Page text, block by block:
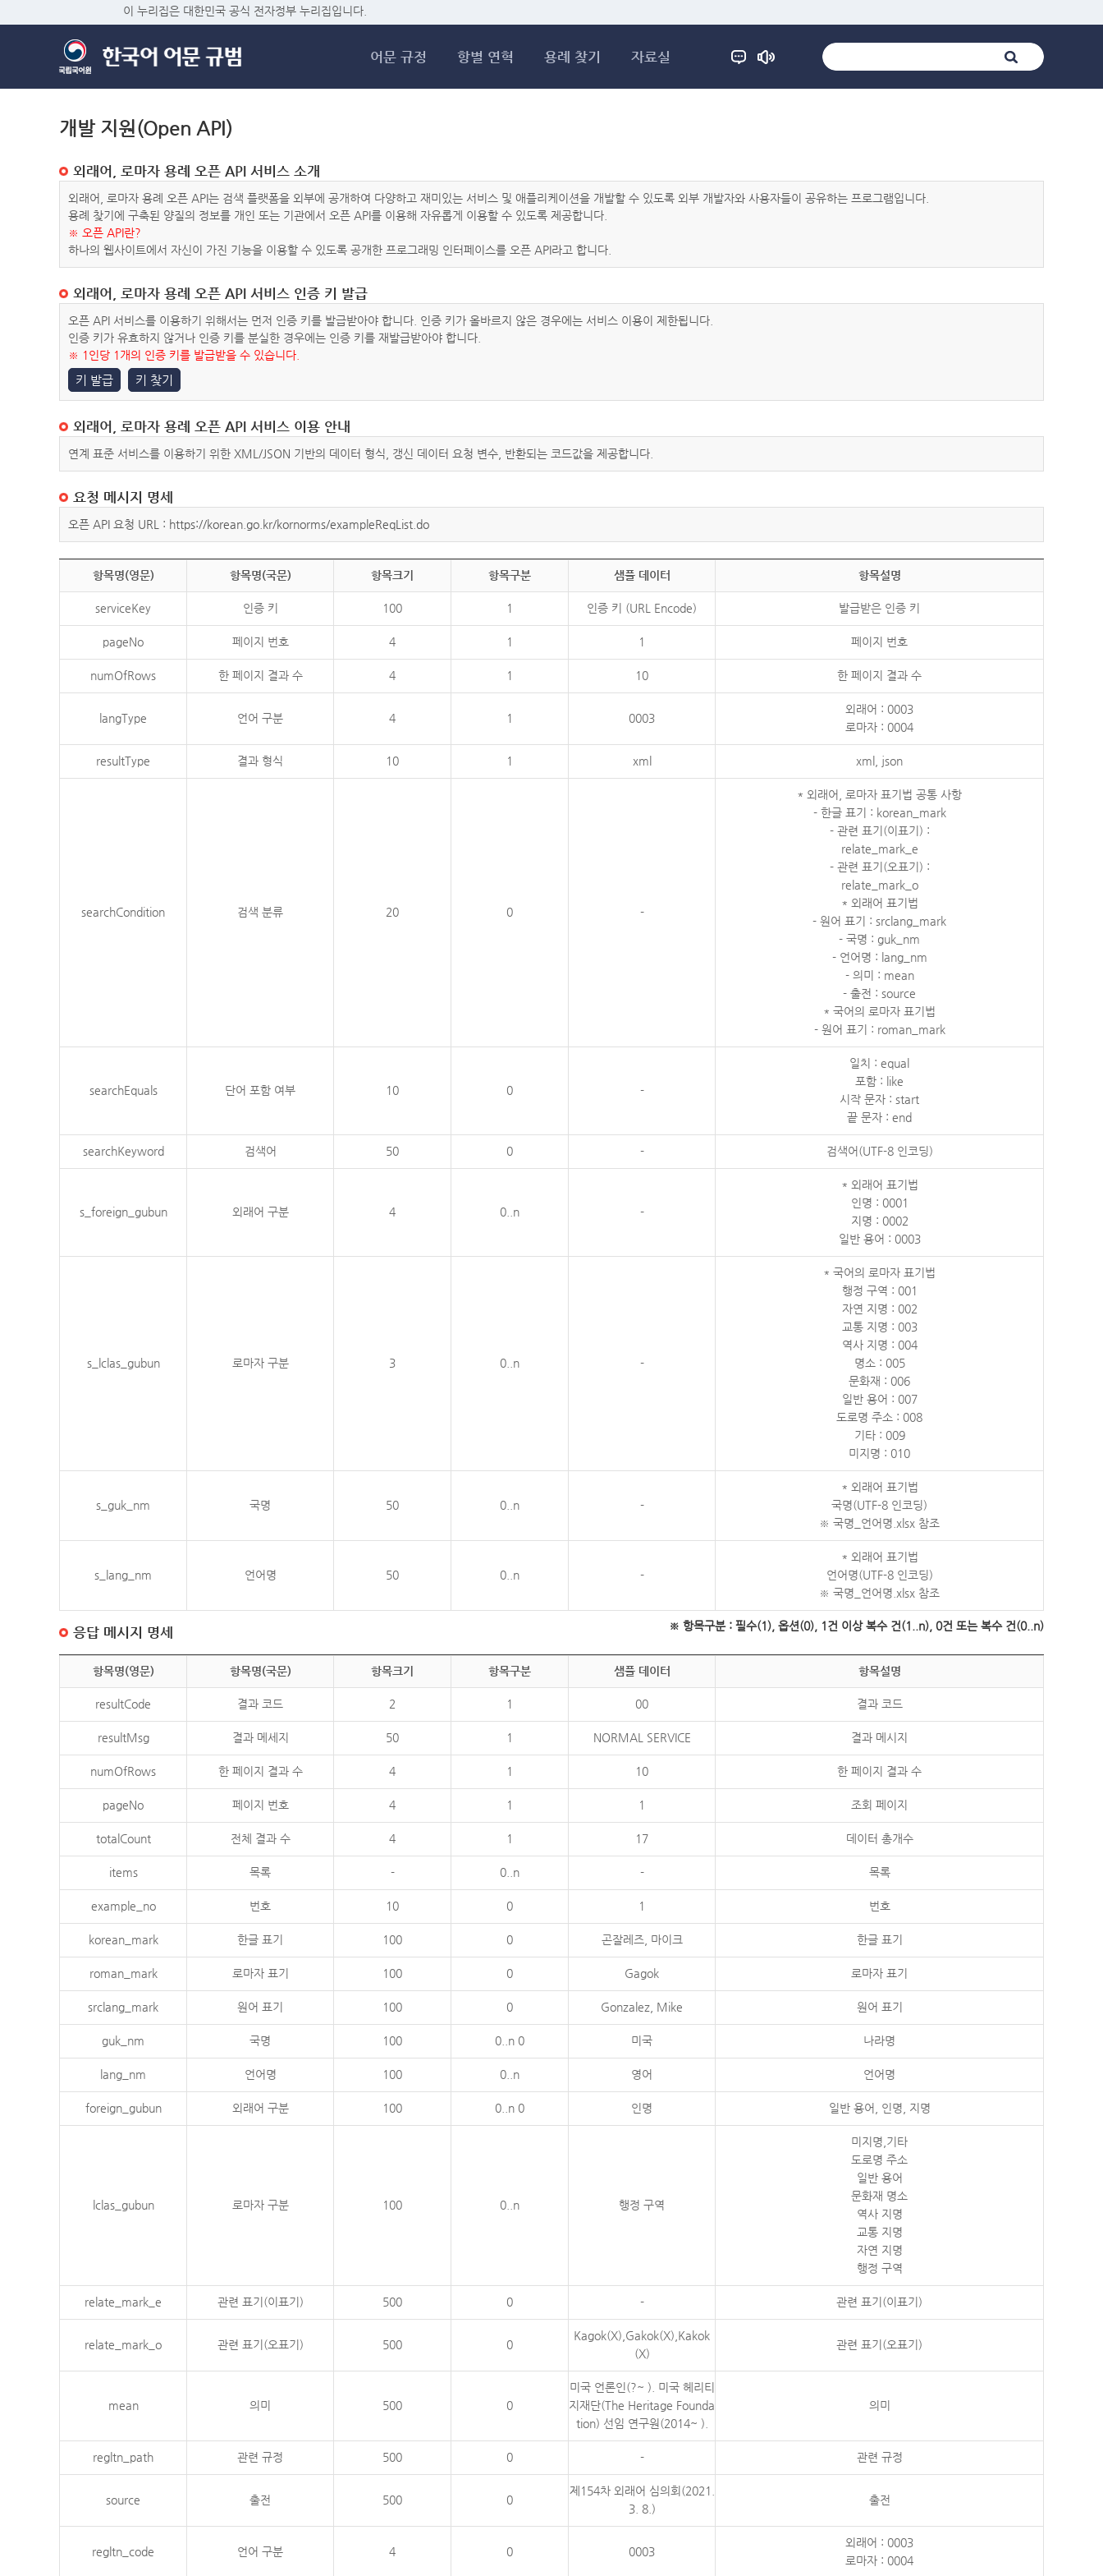
이 누리집은 대한민국 공식 전자정부 누리집입니다.
어문 규정 항별 연혁 용례 찾기 자료실
개발 지원(Open API)
외래어, 로마자 용례 오픈 API 서비스 소개
외래어, 로마자 용례 오픈 API는 검색 플랫폼을 외부에 공개하여 다양하고 재미있는 서비스 및 애플리케이션을 개발할 수 있도록 외부 개발자와 사용자들이 공유하는 프로그램입니다.
용례 찾기에 구축된 양질의 정보를 개인 또는 기관에서 오픈 API를 이용해 자유롭게 이용할 수 있도록 제공합니다.
※ 오픈 API란?
하나의 웹사이트에서 자신이 가진 기능을 이용할 수 있도록 공개한 프로그래밍 인터페이스를 오픈 API라고 합니다.
외래어, 로마자 용례 오픈 API 서비스 인증 키 발급
오픈 API 서비스를 이용하기 위해서는 먼저 인증 키를 발급받아야 합니다. 인증 키가 올바르지 않은 경우에는 서비스 이용이 제한됩니다.
인증 키가 유효하지 않거나 인증 키를 분실한 경우에는 인증 키를 재발급받아야 합니다.
※ 1인당 1개의 인증 키를 발급받을 수 있습니다.
키 발급 키 찾기
외래어, 로마자 용례 오픈 API 서비스 이용 안내
연계 표준 서비스를 이용하기 위한 XML/JSON 기반의 데이터 형식, 갱신 데이터 요청 변수, 반환되는 코드값을 제공합니다.
요청 메시지 명세
오픈 API 요청 URL : https://korean.go.kr/kornorms/exampleReqList.do
항목명(영문) 항목명(국문) 항목크기 항목구분 샘플 데이터 항목설명
serviceKey 인증 키 100 1 인증 키 (URL Encode) 발급받은 인증 키
pageNo 페이지 번호 4 1 1 페이지 번호
numOfRows 한 페이지 결과 수 4 1 10 한 페이지 결과 수
langType 언어 구분 4 1 0003
외래어 : 0003
로마자 : 0004
resultType 결과 형식 10 1 xml xml, json
searchCondition 검색 분류 20 0 -
* 외래어, 로마자 표기법 공통 사항
- 한글 표기 : korean_mark
- 관련 표기(이표기) :
relate_mark_e
- 관련 표기(오표기) :
relate_mark_o
* 외래어 표기법
- 원어 표기 : srclang_mark
- 국명 : guk_nm
- 언어명 : lang_nm
- 의미 : mean
- 출전 : source
* 국어의 로마자 표기법
- 원어 표기 : roman_mark
searchEquals 단어 포함 여부 10 0 -
일치 : equal
포함 : like
시작 문자 : start
끝 문자 : end
searchKeyword 검색어 50 0 - 검색어(UTF-8 인코딩)
s_foreign_gubun 외래어 구분 4 0..n -
* 외래어 표기법
인명 : 0001
지명 : 0002
일반 용어 : 0003
s_lclas_gubun 로마자 구분 3 0..n -
* 국어의 로마자 표기법
행정 구역 : 001
자연 지명 : 002
교통 지명 : 003
역사 지명 : 004
명소 : 005
문화재 : 006
일반 용어 : 007
도로명 주소 : 008
기타 : 009
미지명 : 010
s_guk_nm 국명 50 0..n -
* 외래어 표기법
국명(UTF-8 인코딩)
※ 국명_언어명.xlsx 참조
s_lang_nm 언어명 50 0..n -
* 외래어 표기법
언어명(UTF-8 인코딩)
※ 국명_언어명.xlsx 참조
※ 항목구분 : 필수(1), 옵션(0), 1건 이상 복수 건(1..n), 0건 또는 복수 건(0..n)
응답 메시지 명세
항목명(영문) 항목명(국문) 항목크기 항목구분 샘플 데이터 항목설명
resultCode 결과 코드 2 1 00 결과 코드
resultMsg 결과 메세지 50 1 NORMAL SERVICE 결과 메시지
numOfRows 한 페이지 결과 수 4 1 10 한 페이지 결과 수
pageNo 페이지 번호 4 1 1 조회 페이지
totalCount 전체 결과 수 4 1 17 데이터 총개수
items 목록 - 0..n - 목록
example_no 번호 10 0 1 번호
korean_mark 한글 표기 100 0 곤잘레즈, 마이크 한글 표기
roman_mark 로마자 표기 100 0 Gagok 로마자 표기
srclang_mark 원어 표기 100 0 Gonzalez, Mike 원어 표기
guk_nm 국명 100 0..n 0 미국 나라명
lang_nm 언어명 100 0..n 영어 언어명
foreign_gubun 외래어 구분 100 0..n 0 인명 일반 용어, 인명, 지명
lclas_gubun 로마자 구분 100 0..n 행정 구역
미지명,기타
도로명 주소
일반 용어
문화재 명소
역사 지명
교통 지명
자연 지명
행정 구역
relate_mark_e 관련 표기(이표기) 500 0 - 관련 표기(이표기)
relate_mark_o 관련 표기(오표기) 500 0
Kagok(X),Gakok(X),Kakok
(X)
관련 표기(오표기)
mean 의미 500 0
미국 언론인(?~ ). 미국 헤리티
지재단(The Heritage Founda
tion) 선임 연구원(2014~ ).
의미
regltn_path 관련 규정 500 0 - 관련 규정
source 출전 500 0
제154차 외래어 심의회(2021.
3. 8.)
출전
regltn_code 언어 구분 4 0 0003
외래어 : 0003
로마자 : 0004